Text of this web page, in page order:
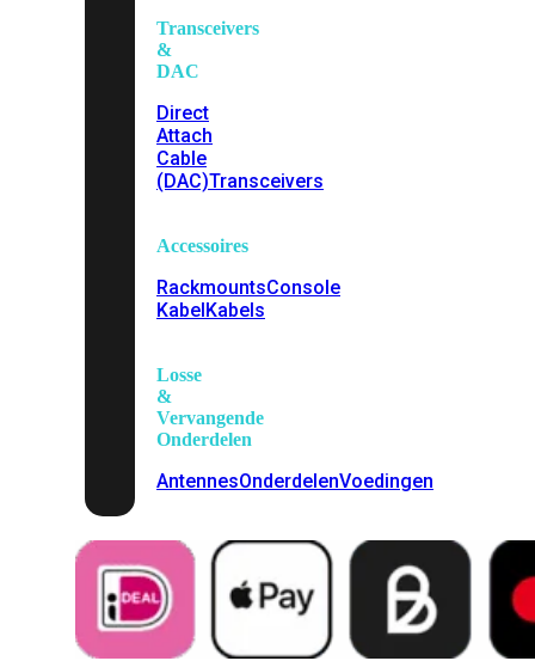
Transceivers
&
DAC
Direct
Attach
Cable
(DAC)Transceivers
Accessoires
RackmountsConsole
KabelKabels
Losse
&
Vervangende
Onderdelen
AntennesOnderdelenVoedingen